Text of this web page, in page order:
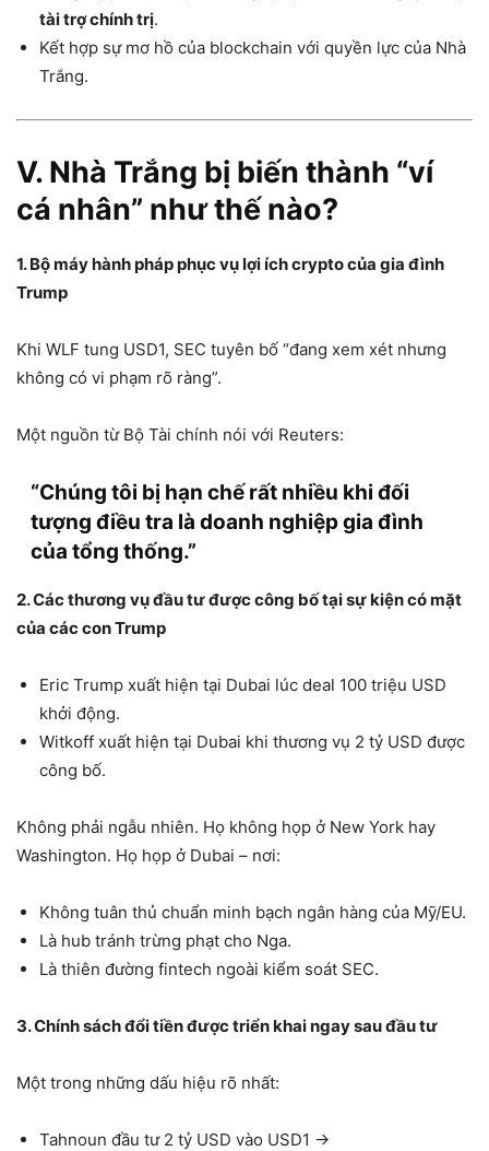
tài trợ chính trị.
Kết hợp sự mơ hồ của blockchain với quyền lực của Nhà
Trắng.
V. Nhà Trắng bị biến thành “ví
cá nhân” như thế nào?
1. Bộ máy hành pháp phục vụ lợi ích crypto của gia đình
Trump
Khi WLF tung USD1, SEC tuyên bố “đang xem xét nhưng
không có vi phạm rõ ràng”.
Một nguồn từ Bộ Tài chính nói với Reuters:
“Chúng tôi bị hạn chế rất nhiều khi đối
tượng điều tra là doanh nghiệp gia đình
của tổng thống.”
2. Các thương vụ đầu tư được công bố tại sự kiện có mặt
của các con Trump
Eric Trump xuất hiện tại Dubai lúc deal 100 triệu USD
khởi động.
Witkoff xuất hiện tại Dubai khi thương vụ 2 tỷ USD được
công bố.
Không phải ngẫu nhiên. Họ không họp ở New York hay
Washington. Họ họp ở Dubai – nơi:
Không tuân thủ chuẩn minh bạch ngân hàng của Mỹ/EU.
Là hub tránh trừng phạt cho Nga.
Là thiên đường fintech ngoài kiểm soát SEC.
3. Chính sách đổi tiền được triển khai ngay sau đầu tư
Một trong những dấu hiệu rõ nhất:
Tahnoun đầu tư 2 tỷ USD vào USD1 →